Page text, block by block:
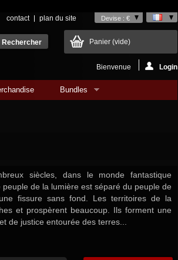
Devise : €
contact plan du site
Panier (vide)
Bienvenue Login
Bundles
siècles, dans le monde fantastique
peuple de la lumière est séparé du peuple de
fissure sans fond. Les territoires de la
et prospèrent beaucoup. Ils forment une
de justice entourée des terres...